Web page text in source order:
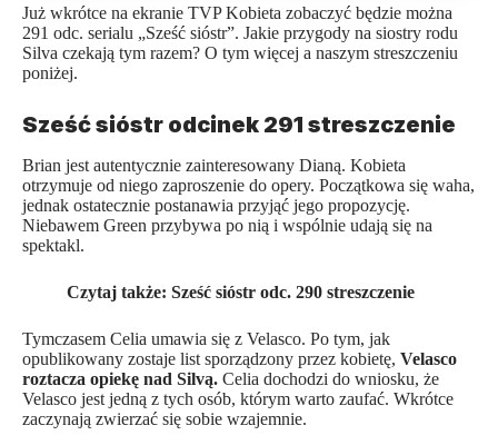
Już wkrótce na ekranie TVP Kobieta zobaczyć będzie można
291 odc. serialu „Sześć sióstr”. Jakie przygody na siostry rodu
Silva czekają tym razem? O tym więcej a naszym streszczeniu
poniżej.
Sześć sióstr odcinek 291 streszczenie
Brian jest autentycznie zainteresowany Dianą. Kobieta
otrzymuje od niego zaproszenie do opery. Początkowa się waha,
jednak ostatecznie postanawia przyjąć jego propozycję.
Niebawem Green przybywa po nią i wspólnie udają się na
spektakl.
Czytaj także: Sześć sióstr odc. 290 streszczenie
Tymczasem Celia umawia się z Velasco. Po tym, jak
opublikowany zostaje list sporządzony przez kobietę, Velasco
roztacza opiekę nad Silvą. Celia dochodzi do wniosku, że
Velasco jest jedną z tych osób, którym warto zaufać. Wkrótce
zaczynają zwierzać się sobie wzajemnie.